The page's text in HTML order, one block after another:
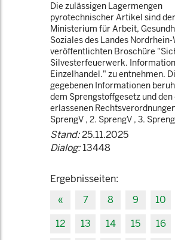
Die zulässigen Lagermengen
pyrotechnischer Artikel sind
Ministerium für Arbeit,
Soziales des Landes
veröffentlichten Broschüre
Silvesterfeuerwerk.
Einzelhandel." zu entnehmen.
gegebenen Informationen
dem Sprengstoffgesetz und den
erlassenen
SprengV , 2. SprengV , 3.
Stand:25.11.2025
Dialog:13448
Ergebnisseiten:
«
7 8 9 10
12
13 14 15 16